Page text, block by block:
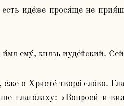
иде́же прося́ще не
ему́, князь иуде́йский.
е́же о Христе́ творя́ сло́во.
глаго́лаху: «Вопроси́ и